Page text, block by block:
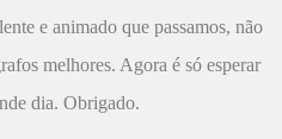
e animado que passamos, não
melhores. Agora é só esperar
dia. Obrigado.